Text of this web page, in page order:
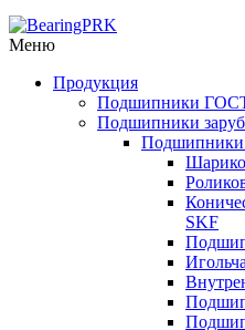
Меню
Продукция
Подшипники
Подшипники
SKF